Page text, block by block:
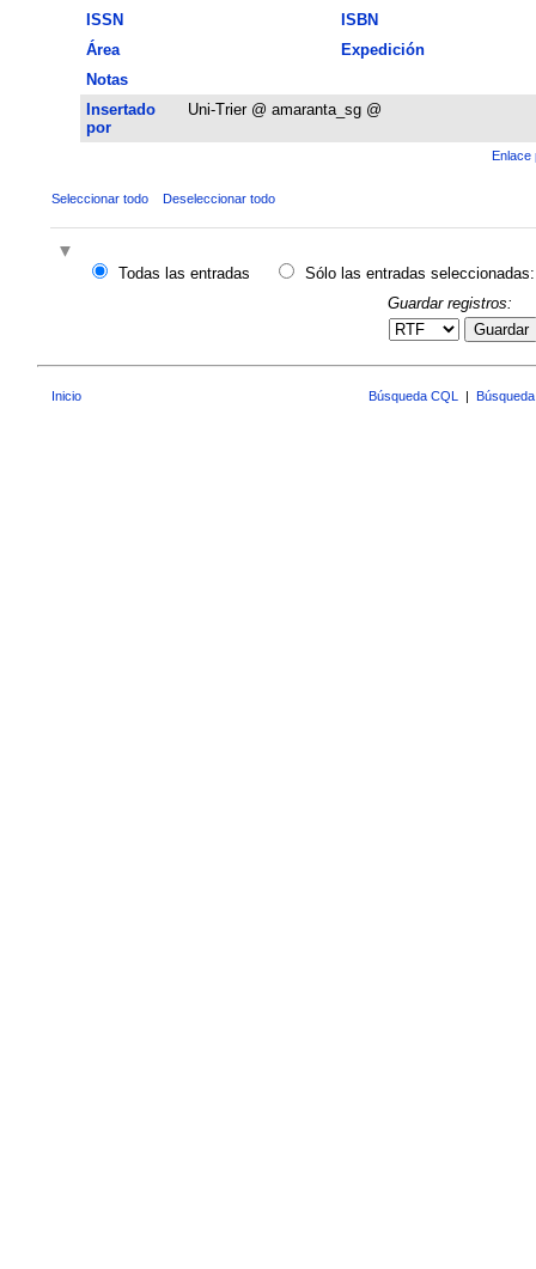
ISSN
ISBN
Área
Expedición
Notas
Insertado
por
Uni-Trier @ amaranta_sg @
Enlace
Seleccionar todo Deseleccionar todo
Todas las entradas
Sólo las entradas seleccionadas:
Guardar registros:
Guardar
Inicio Búsqueda CQL